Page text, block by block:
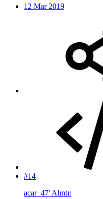
12 Mar 2019
#14
acar_47' Alıntı: